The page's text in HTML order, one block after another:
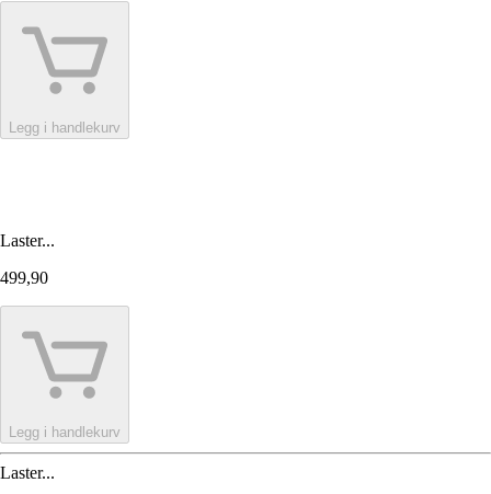
Legg i handlekurv
Laster...
499,90
Legg i handlekurv
Laster...